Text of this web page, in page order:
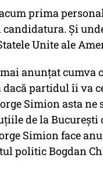
prima
Și
Unite ale
anunțat cumva
partidul îi va
Simion asta
de la București
Simion face
politic Bogdan